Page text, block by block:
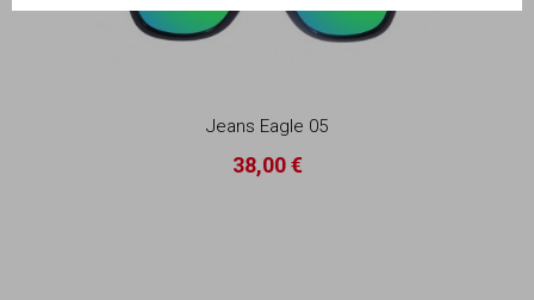
Jeans Eagle 05
38,00 €